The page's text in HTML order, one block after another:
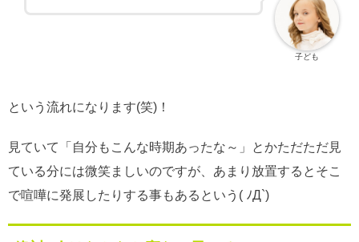
子ども
という流れになります(笑)！
見ていて「自分もこんな時期あったな～」とかただただ見
ている分には微笑ましいのですが、あまり放置するとそこ
で喧嘩に発展したりする事もあるという( ﾉД`)